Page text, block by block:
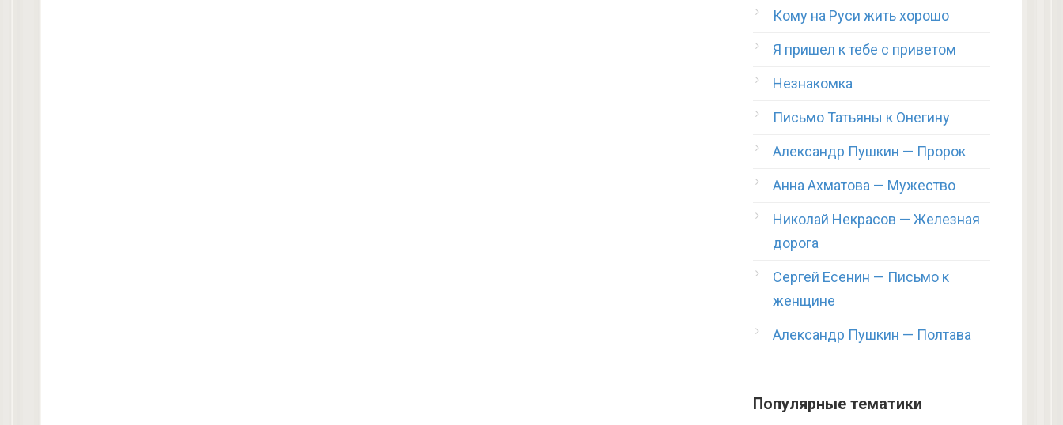
Кому на Руси жить хорошо
Я пришел к тебе с приветом
Незнакомка
Письмо Татьяны к Онегину
Александр Пушкин — Пророк
Анна Ахматова — Мужество
Николай Некрасов — Железная
дорога
Сергей Есенин — Письмо к
женщине
Александр Пушкин — Полтава
Популярные тематики